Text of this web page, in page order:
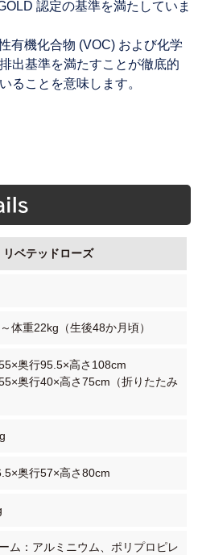
認定の基準を満たしていま
有機化合物 (VOC) および化学
出基準を満たすことが徹底的
ることを意味します。
ベテッドローズ
体重22kg（生後48か月頃）
奥行95.5×高さ108cm
奥行40×高さ75cm（折りたたみ
奥行57×高さ80cm
ム：アルミニウム、ポリプロピレ